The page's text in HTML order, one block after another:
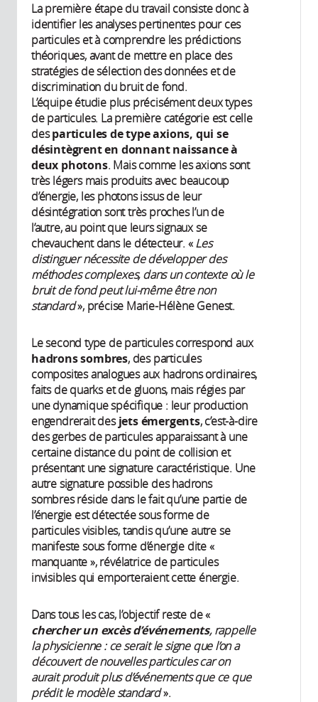
La première étape du travail consiste donc à
identifier les analyses pertinentes pour ces
particules et à comprendre les prédictions
théoriques, avant de mettre en place des
stratégies de sélection des données et de
discrimination du bruit de fond.
L’équipe étudie plus précisément deux types
de particules. La première catégorie est celle
desparticules de type axions, qui se
désintègrent en donnant naissance à
deux photons. Mais comme les axions sont
très légers mais produits avec beaucoup
d’énergie, les photons issus de leur
désintégration sont très proches l’un de
l’autre, au point que leurs signaux se
chevauchent dans le détecteur. «Les
distinguer nécessite de développer des
méthodes complexes, dans un contexte où le
bruit de fond peut lui-même être non
standard», précise Marie-Hélène Genest.
Le second type de particules correspond aux
hadrons sombres, des particules
composites analogues aux hadrons ordinaires,
faits de quarks et de gluons, mais régies par
une dynamique spécifique : leur production
engendrerait desjets émergents, c’est-à-dire
des gerbes de particules apparaissant à une
certaine distance du point de collision et
présentant une signature caractéristique. Une
autre signature possible des hadrons
sombres réside dans le fait qu’une partie de
l’énergie est détectée sous forme de
particules visibles, tandis qu’une autre se
manifeste sous forme d’énergie dite «
manquante », révélatrice de particules
invisibles qui emporteraient cette énergie.
Dans tous les cas, l’objectif reste de «
chercher un excès d’événements, rappelle
la physicienne : ce serait le signe que l’on a
découvert de nouvelles particules car on
aurait produit plus d’événements que ce que
prédit le modèle standard».